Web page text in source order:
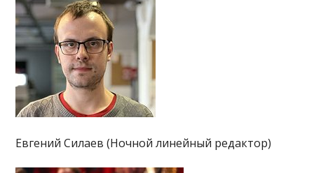
Евгений Силаев (Ночной линейный редактор)